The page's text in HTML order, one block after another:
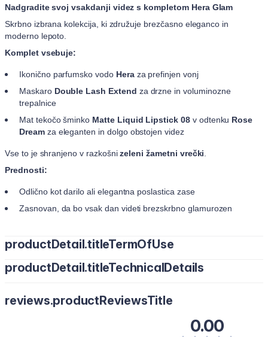
Nadgradite svoj vsakdanji videz s kompletom Hera Glam
Skrbno izbrana kolekcija, ki združuje brezčasno eleganco in
moderno lepoto.
Komplet vsebuje:
Ikonično parfumsko vodo Heraza prefinjen vonj
Maskaro Double Lash Extend za drzne in voluminozne
trepalnice
Mat tekočo šminko Matte Liquid Lipstick 08v odtenku Rose
Dreamza eleganten in dolgo obstojen videz
Vse to je shranjeno v razkošnizeleni žametni vrečki
Prednosti:
Odlično kot darilo ali elegantna poslastica zase
Zasnovan, da bo vsak dan videti brezskrbno glamurozen
productDetail.titleTermOfUse
MaskaroDouble Lash Extendnanesite od korena trepalnic do
Videz zaključite z mat tekočo šminko v odtenku
, ki jo nanašajte od sredine ustnic navzven za gladek in
productDetail.titleTechnicalDetails
lesnih not.
naravni voski, kot so čebelji vosek,
karnauba in kandelila, negujejo in ščitijo trepalnice ter zagotavljajo
reviews.productReviewsTitle
0.00